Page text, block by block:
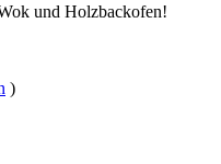
und Holzbackofen!
)